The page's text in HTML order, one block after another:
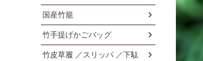
国産竹籠
竹手提げかごバッグ
竹皮草履 ／スリッパ ／下駄